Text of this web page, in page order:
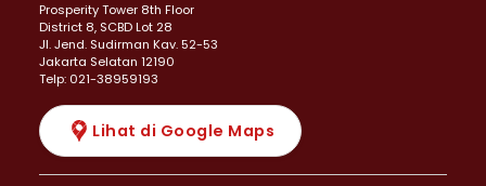
Prosperity Tower 8th Floor
District 8, SCBD Lot 28
JI. Jend. Sudirman Kav. 52-53
Jakarta Selatan 12190
Telp: 021-38959193
Lihat di Google Maps